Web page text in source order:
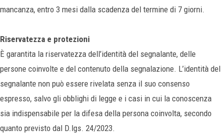
mancanza, entro 3 mesi dalla scadenza del termine di 7 giorni.
Riservatezza e protezioni
È garantita la riservatezza dell’identità del segnalante, delle
persone coinvolte e del contenuto della segnalazione. L’identità del
segnalante non può essere rivelata senza il suo consenso
espresso, salvo gli obblighi di legge e i casi in cui la conoscenza
sia indispensabile per la difesa della persona coinvolta, secondo
quanto previsto dal D.lgs. 24/2023.